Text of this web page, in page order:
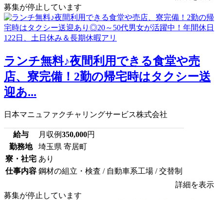
募集が停止しています
ランチ無料♪夜間利用できる食堂や売
店、寮完備！2勤の帰宅時はタクシー送
迎あ...
日本マニュファクチャリングサービス株式会社
給与 月収例350,000円
勤務地
埼玉県 寄居町
寮・社宅 あり
仕事内容 鋼材の組立・検査 / 自動車系工場 / 交替制
詳細を表示
募集が停止しています